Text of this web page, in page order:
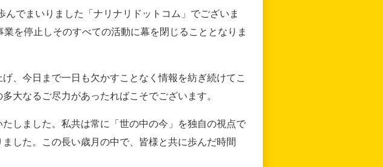
でまいりました「ナリナリドットコム」でございま
を停止しそのすべての活動に幕を閉じることとなりま
、今日まで一日も欠かすことなく情報を紡ぎ続けてこ
大なるご尽力があったればこそでございます。
しました。私共は常に「世の中の今」を独自の視点で
した。この長い歳月の中で、皆様と共に歩んだ時間